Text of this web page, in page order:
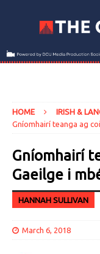
HOME IRISH &
Gníomhairí teanga ag
Gníomhairí
Gaeilge i
HANNAH SULLIVAN
March 6, 2018